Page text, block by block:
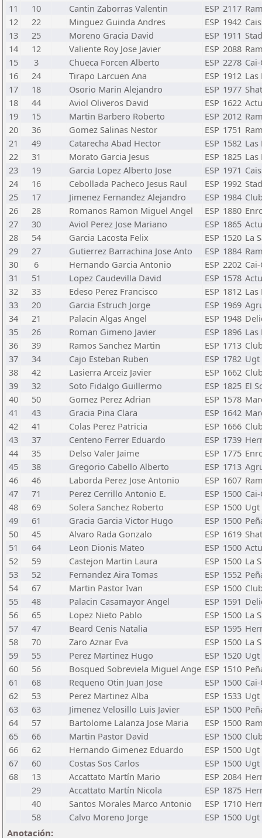
11
10 Cantin Zaborras Valentin ESP 2117
12
22 Minguez Guinda Andres ESP 1942
13
25 Moreno Gracia David ESP 1911
14
12 Valiente Roy Jose Javier ESP 2088
15
3 Chueca Forcen Alberto ESP 2278
16
24 Tirapo Larcuen Ana ESP 1912 Las
17
18 Osorio Marin Alejandro ESP 1977
18
44 Aviol Oliveros David ESP 1622
19
15 Martin Barbero Roberto ESP 2012
20
36 Gomez Salinas Nestor ESP 1751
21
49 Catarecha Abad Hector ESP 1582 Las
22
31 Morato Garcia Jesus ESP 1825 Las
23
19 Garcia Lopez Alberto Jose ESP 1971
24
16 Cebollada Pacheco Jesus Raul ESP 1992
25
17 Jimenez Fernandez Alejandro ESP 1984
26
28 Romanos Ramon Miguel Angel ESP 1880
27
30 Aviol Perez Jose Mariano ESP 1865
28
54 Garcia Lacosta Felix ESP 1520 La
29
27 Gutierrez Barrachina Jose Anto ESP 1884
30
6 Hernando Garcia Antonio ESP 2202
31
51 Lopez Caudevilla David ESP 1578
32
33 Edeso Perez Francisco ESP 1812 Las
33
20 Garcia Estruch Jorge ESP 1969
34
21 Palacin Algas Angel ESP 1948
35
26 Roman Gimeno Javier ESP 1896 Las
36
39 Ramos Sanchez Martin ESP 1713
37
34 Cajo Esteban Ruben ESP 1782 Ugt
38
42 Lasierra Arceiz Javier ESP 1662
39
32 Soto Fidalgo Guillermo ESP 1825 El
40
50 Gomez Perez Adrian ESP 1578
41
43 Gracia Pina Clara ESP 1642
42
41 Colas Perez Patricia ESP 1666
43
37 Centeno Ferrer Eduardo ESP 1739
44
35 Delso Valer Jaime ESP 1775
45
38 Gregorio Cabello Alberto ESP 1713
46
46 Laborda Perez Jose Antonio ESP 1607
47
71 Perez Cerrillo Antonio E. ESP 1500
48
69 Solera Sanchez Roberto ESP 1500 Ugt
49
61 Gracia Garcia Victor Hugo ESP 1500
50
45 Alvaro Rada Gonzalo ESP 1619
51
64 Leon Dionis Mateo ESP 1500
52
59 Castejon Martin Laura ESP 1500 La
53
52 Fernandez Aira Tomas ESP 1552
54
67 Martin Pastor Ivan ESP 1500
55
48 Palacin Casamayor Angel ESP 1591
56
65 Lopez Nieto Pablo ESP 1500 La
57
47 Beard Cenis Natalia ESP 1595
58
70 Zaro Aznar Eva ESP 1500 La
59
55 Perez Martinez Hugo ESP 1520 Ugt
60
56 Bosqued Sobreviela Miguel Ange ESP 1510
61
68 Requeno Otin Juan Jose ESP 1500
62
53 Perez Martinez Alba ESP 1533 Ugt
63
63 Jimenez Velosillo Luis Javier ESP 1500
64
57 Bartolome Lalanza Jose Maria ESP 1500
65
66 Martin Pastor David ESP 1500
66
62 Hernando Gimenez Eduardo ESP 1500 Ugt
67
60 Costas Sos Carlos ESP 1500 Ugt
68
13 Accattato Martín Mario ESP 2084
29
Accattato Martín Nicola ESP 1875
40
Santos Morales Marco Antonio ESP 1710
58
Calvo Moreno Jorge ESP 1500 Ugt
Anotación: